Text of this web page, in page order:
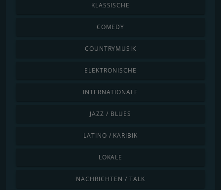
KLASSISCHE
COMEDY
COUNTRYMUSIK
ELEKTRONISCHE
INTERNATIONALE
JAZZ / BLUES
LATINO / KARIBIK
LOKALE
NACHRICHTEN / TALK